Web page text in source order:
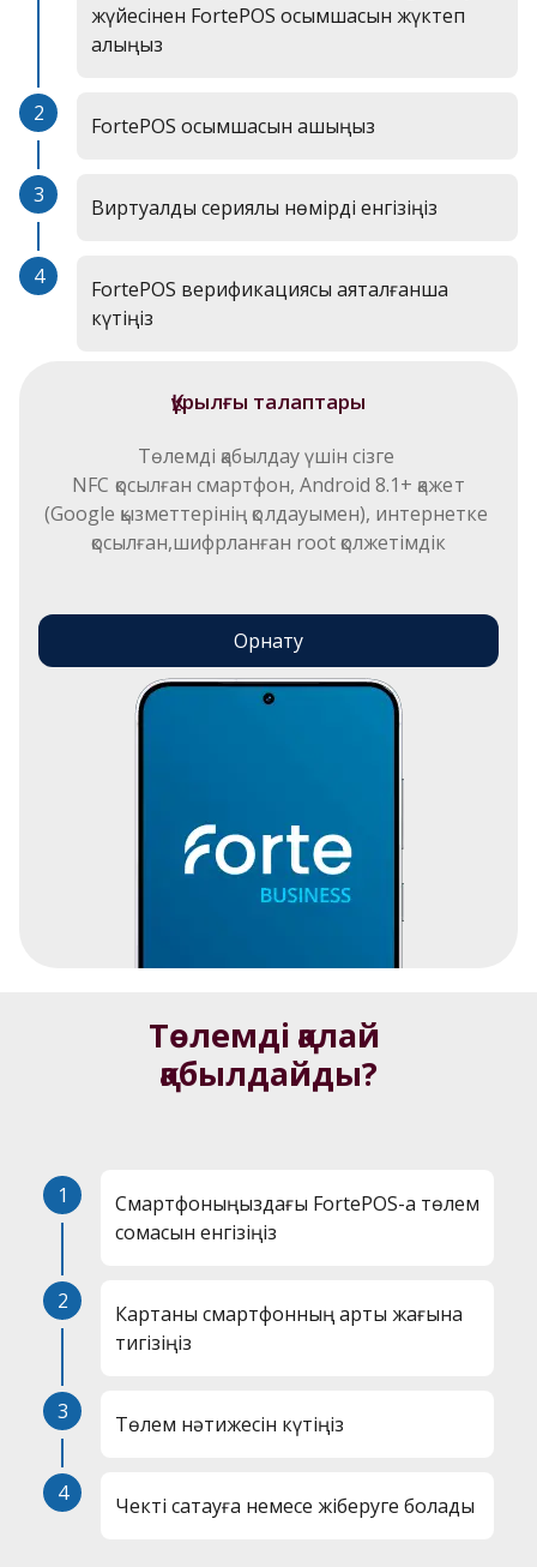
жүйесінен FortePOS қосымшасын жүктеп
алыңыз
2 FortePOS қосымшасын ашыңыз
3 Виртуалды сериялық нөмірді енгізіңіз
4
FortePOS верификациясы аяқталғанша
күтіңіз
Құрылғы талаптары
Төлемді қабылдау үшін сізге
NFC қосылған смартфон, Android 8.1+ қажет
(Google қызметтерінің қолдауымен), интернетке
қосылған,шифрланған root қолжетімдік
Орнату
Төлемді қалай
қабылдайды?
1
Смартфоныңыздағы FortePOS-қа төлем
сомасын енгізіңіз
2
Картаны смартфонның артқы жағына
тигізіңіз
3 Төлем нәтижесін күтіңіз
4 Чекті сақтауға немесе жіберуге болады